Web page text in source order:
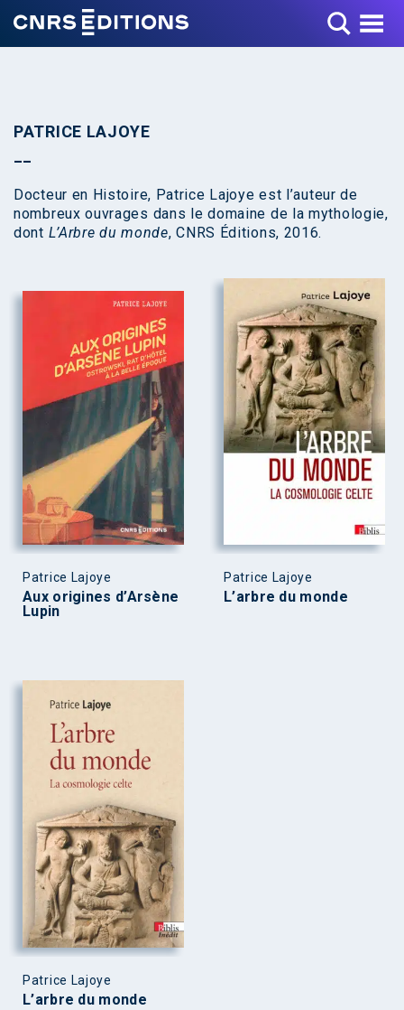
Toggle Menu
PATRICE LAJOYE
Docteur en Histoire, Patrice Lajoye est l’auteur de
nombreux ouvrages dans le domaine de la mythologie,
dont L’Arbre du monde, CNRS Éditions, 2016.
Patrice Lajoye
Aux origines d’Arsène
Lupin
Patrice Lajoye
L’arbre du monde
Patrice Lajoye
L’arbre du monde